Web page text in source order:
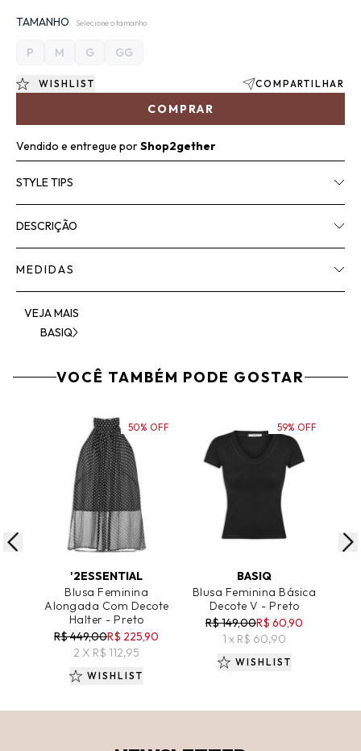
TAMANHO Selecione o tamanho
P M G GG
COMPRAR
WISHLIST COMPARTILHAR
Vendido e entregue porShop2gether
STYLE TIPS
DESCRIÇÃO
MEDIDAS
VEJA MAIS
BASIQ
VOCÊ TAMBÉM PODE GOSTAR
ADICIONAR AO CARRINHO
'2ESSENTIAL
Blusa Feminina
Alongada Com Decote
Halter - Preto
R$ 449,00R$ 225,90
2 X R$ 112,95
50% OFF
WISHLIST
BASIQ
Blusa Feminina Básica
Decote V - Preto
R$ 149,00R$ 60,90
1 x R$ 60,90
59% OFF
WISHLIST